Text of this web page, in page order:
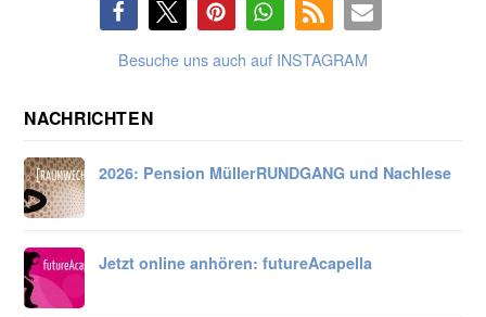
Besuche uns auch auf INSTAGRAM
NACHRICHTEN
2026: Pension MüllerRUNDGANG und Nachlese
Jetzt online anhören: futureAcapella